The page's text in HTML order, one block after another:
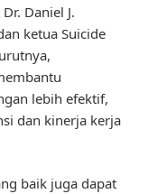
Daniel J.
ketua Suicide
lebih efektif,
dan kinerja kerja
baik juga dapat